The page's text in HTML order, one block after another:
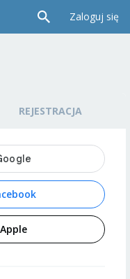
Zaloguj się
REJESTRACJA